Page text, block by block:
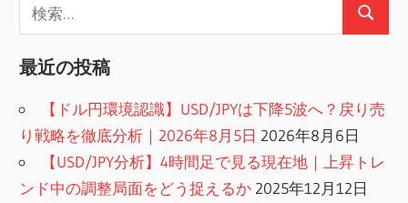
索:
検
最近の投稿
【ドル円環境認識】USD/JPYは下降5波へ？戻り売
り戦略を徹底分析｜2026年8月5日 2026年8月6日
【USD/JPY分析】4時間足で見る現在地｜上昇トレ
ンド中の調整局面をどう捉えるか 2025年12月12日